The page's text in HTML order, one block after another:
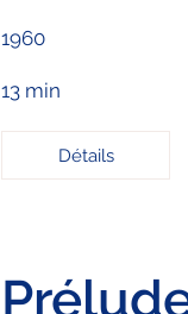
1960
13 min
Détails